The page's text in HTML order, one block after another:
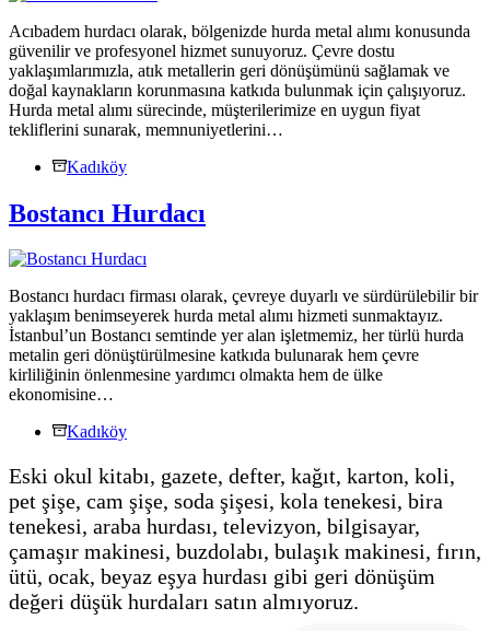
Acıbadem hurdacı olarak, bölgenizde hurda metal alımı konusunda
güvenilir ve profesyonel hizmet sunuyoruz. Çevre dostu
yaklaşımlarımızla, atık metallerin geri dönüşümünü sağlamak ve
doğal kaynakların korunmasına katkıda bulunmak için çalışıyoruz.
Hurda metal alımı sürecinde, müşterilerimize en uygun fiyat
tekliflerini sunarak, memnuniyetlerini…
Kadıköy
Bostancı Hurdacı
Bostancı hurdacı firması olarak, çevreye duyarlı ve sürdürülebilir bir
yaklaşım benimseyerek hurda metal alımı hizmeti sunmaktayız.
İstanbul’un Bostancı semtinde yer alan işletmemiz, her türlü hurda
metalin geri dönüştürülmesine katkıda bulunarak hem çevre
kirliliğinin önlenmesine yardımcı olmakta hem de ülke
ekonomisine…
Kadıköy
Eski okul kitabı, gazete, defter, kağıt, karton, koli,
pet şişe, cam şişe, soda şişesi, kola tenekesi, bira
tenekesi, araba hurdası, televizyon, bilgisayar,
çamaşır makinesi, buzdolabı, bulaşık makinesi, fırın,
ütü, ocak, beyaz eşya hurdası gibi geri dönüşüm
değeri düşük hurdaları satın almıyoruz.